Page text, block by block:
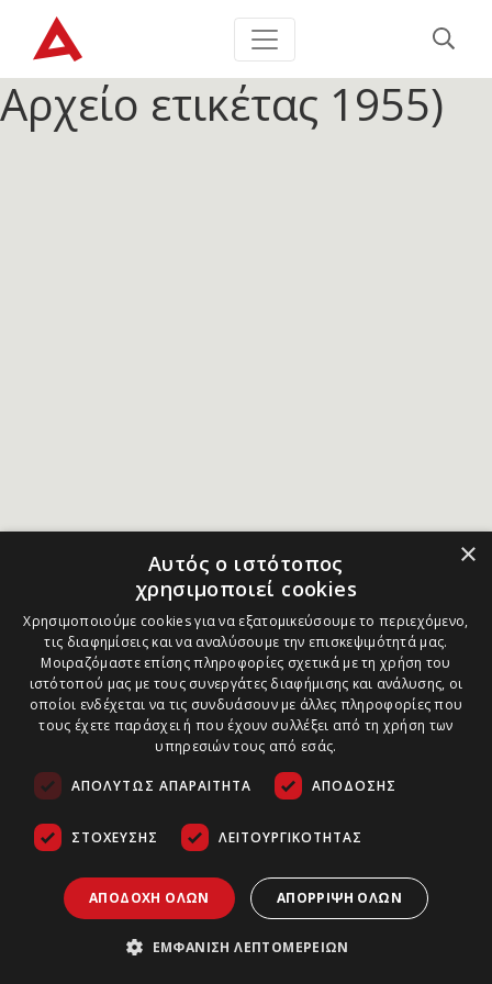
Αρχείο ετικέτας 1955)
×
Αυτός ο ιστότοπος
χρησιμοποιεί cookies
Χρησιμοποιούμε cookies για να εξατομικεύσουμε το περιεχόμενο,
τις διαφημίσεις και να αναλύσουμε την επισκεψιμότητά μας.
Μοιραζόμαστε επίσης πληροφορίες σχετικά με τη χρήση του
ιστότοπού μας με τους συνεργάτες διαφήμισης και ανάλυσης, οι
οποίοι ενδέχεται να τις συνδυάσουν με άλλες πληροφορίες που
τους έχετε παράσχει ή που έχουν συλλέξει από τη χρήση των
υπηρεσιών τους από εσάς.
ΑΠΟΛΎΤΩΣ ΑΠΑΡΑΊΤΗΤΑ ΑΠΌΔΟΣΗΣ
ΣΤΌΧΕΥΣΗΣ ΛΕΙΤΟΥΡΓΙΚΌΤΗΤΑΣ
ΑΠΟΔΟΧΉ ΌΛΩΝ ΑΠΌΡΡΙΨΗ ΌΛΩΝ
ΕΜΦΆΝΙΣΗ ΛΕΠΤΟΜΕΡΕΙΏΝ